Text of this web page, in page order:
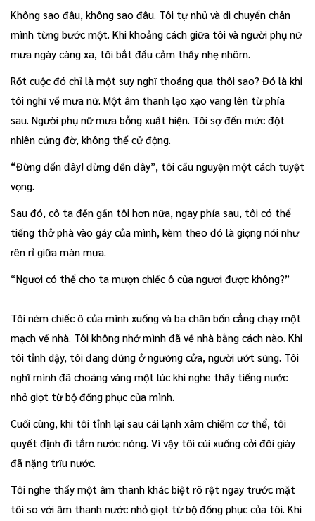
Không sao đâu, không sao đâu. Tôi tự nhủ và di chuyển chân
mình từng bước một. Khi khoảng cách giữa tôi và người phụ nữ
mưa ngày càng xa, tôi bắt đầu cảm thấy nhẹ nhõm.
Rốt cuộc đó chỉ là một suy nghĩ thoáng qua thôi sao? Đó là khi
tôi nghĩ về mưa nữ. Một âm thanh lạo xạo vang lên từ phía
sau. Người phụ nữ mưa bỗng xuất hiện. Tôi sợ đến mức đột
nhiên cứng đờ, không thể cử động.
“Đừng đến đây! đừng đến đây”, tôi cầu nguyện một cách tuyệt
vọng.
Sau đó, cô ta đến gần tôi hơn nữa, ngay phía sau, tôi có thể
tiếng thở phà vào gáy của mình, kèm theo đó là giọng nói như
rên rỉ giữa màn mưa.
“Ngươi có thể cho ta mượn chiếc ô của ngươi được không?”
Tôi ném chiếc ô của mình xuống và ba chân bốn cẳng chạy một
mạch về nhà. Tôi không nhớ mình đã về nhà bằng cách nào. Khi
tôi tỉnh dậy, tôi đang đứng ở ngưỡng cửa, người ướt sũng. Tôi
nghĩ mình đã choáng váng một lúc khi nghe thấy tiếng nước
nhỏ giọt từ bộ đồng phục của mình.
Cuối cùng, khi tôi tỉnh lại sau cái lạnh xâm chiếm cơ thể, tôi
quyết định đi tắm nước nóng. Vì vậy tôi cúi xuống cởi đôi giày
đã nặng trĩu nước.
Tôi nghe thấy một âm thanh khác biệt rõ rệt ngay trước mặt
tôi so với âm thanh nước nhỏ giọt từ bộ đồng phục của tôi. Khi